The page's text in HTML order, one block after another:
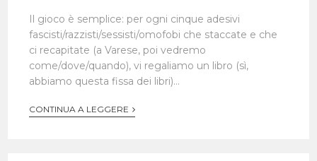
Il gioco è semplice: per ogni cinque adesivi
fascisti/razzisti/sessisti/omofobi che staccate e che
ci recapitate (a Varese, poi vedremo
come/dove/quando), vi regaliamo un libro (sì,
abbiamo questa fissa dei libri)…
CONTINUA A LEGGERE